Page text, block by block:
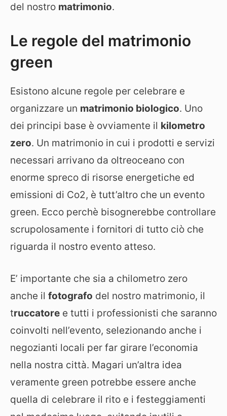
del nostro matrimonio.
Le regole del matrimonio
green
Esistono alcune regole per celebrare e
organizzare un matrimonio biologico. Uno
dei principi base è ovviamente il kilometro
zero. Un matrimonio in cui i prodotti e servizi
necessari arrivano da oltreoceano con
enorme spreco di risorse energetiche ed
emissioni di Co2, è tutt’altro che un evento
green. Ecco perchè bisognerebbe controllare
scrupolosamente i fornitori di tutto ciò che
riguarda il nostro evento atteso.
E’ importante che sia a chilometro zero
anche il fotografo del nostro matrimonio, il
truccatore e tutti i professionisti che saranno
coinvolti nell’evento, selezionando anche i
negozianti locali per far girare l’economia
nella nostra città. Magari un’altra idea
veramente green potrebbe essere anche
quella di celebrare il rito e i festeggiamenti